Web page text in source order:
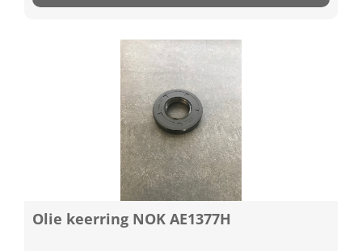
Olie keerring NOK AE1377H